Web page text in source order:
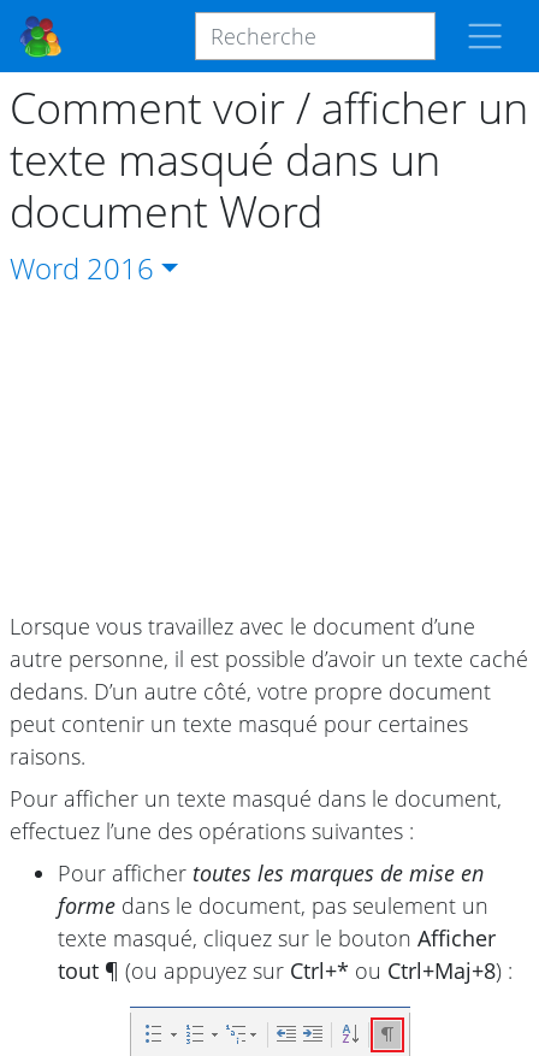
Comment voir / afficher un
texte masqué dans un
document Word
Word 2016
Lorsque vous travaillez avec le document d’une
autre personne, il est possible d’avoir un texte caché
dedans. D’un autre côté, votre propre document
peut contenir un texte masqué pour certaines
raisons.
Pour afficher un texte masqué dans le document,
effectuez l’une des opérations suivantes :
Pour afficher toutes les marques de mise en
forme dans le document, pas seulement un
texte masqué, cliquez sur le bouton Afficher
tout ¶ (ou appuyez sur Ctrl+* ou Ctrl+Maj+8) :